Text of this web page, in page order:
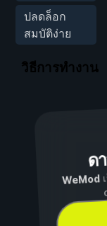
ปลดล็อก
สมบัติง่าย
วิธีการทำงาน
ด
WeMod